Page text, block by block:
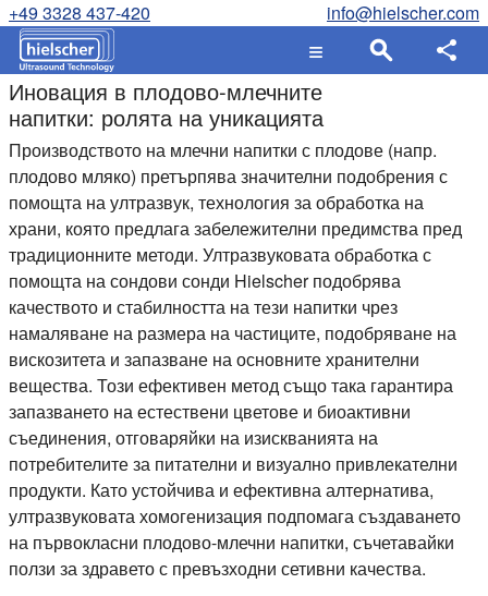
+49 3328 437-420 info@hielscher.com
Иновация в плодово-млечните
напитки: ролята на уникацията
Производството на млечни напитки с плодове (напр.
плодово мляко) претърпява значителни подобрения с
помощта на ултразвук, технология за обработка на
храни, която предлага забележителни предимства пред
традиционните методи. Ултразвуковата обработка с
помощта на сондови сонди Hielscher подобрява
качеството и стабилността на тези напитки чрез
намаляване на размера на частиците, подобряване на
вискозитета и запазване на основните хранителни
вещества. Този ефективен метод също така гарантира
запазването на естествени цветове и биоактивни
съединения, отговаряйки на изискванията на
потребителите за питателни и визуално привлекателни
продукти. Като устойчива и ефективна алтернатива,
ултразвуковата хомогенизация подпомага създаването
на първокласни плодово-млечни напитки, съчетавайки
ползи за здравето с превъзходни сетивни качества.